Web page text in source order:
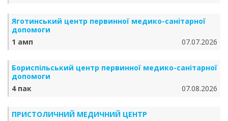
Яготинський центр первинної медико-санітарної
допомоги
1 амп
07.07.2026
Бориспільський центр первинної медико-санітарної
допомоги
4 пак
07.08.2026
ПРИСТОЛИЧНИЙ МЕДИЧНИЙ ЦЕНТР